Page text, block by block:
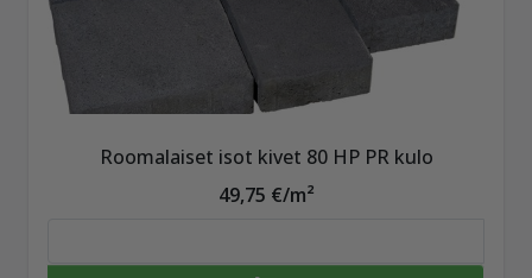
Roomalaiset isot kivet 80 HP PR kulo
49,75 €/m²